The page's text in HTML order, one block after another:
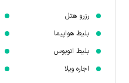
رزرو هتل
بلیط هواپیما
بلیط اتوبوس
اجاره ویلا